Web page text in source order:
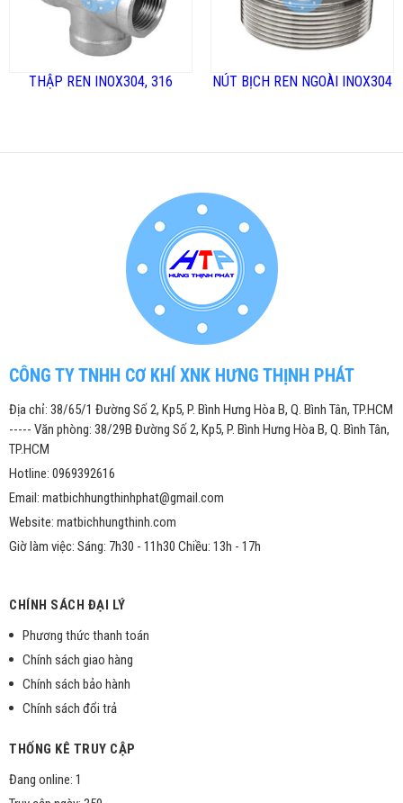
THẬP REN INOX304, 316 NÚT BỊCH REN NGOÀI INOX304
CÔNG TY TNHH CƠ KHÍ XNK HƯNG THỊNH PHÁT
Địa chỉ: 38/65/1 Đường Số 2, Kp5, P. Bình Hưng Hòa B, Q. Bình Tân, TP.HCM
----- Văn phòng: 38/29B Đường Số 2, Kp5, P. Bình Hưng Hòa B, Q. Bình Tân,
TP.HCM
Hotline: 0969392616
Email: matbichhungthinhphat@gmail.com
Website: matbichhungthinh.com
Giờ làm việc: Sáng: 7h30 - 11h30 Chiều: 13h - 17h
CHÍNH SÁCH ĐẠI LÝ
Phương thức thanh toán
Chính sách giao hàng
Chính sách bảo hành
Chính sách đổi trả
THỐNG KÊ TRUY CẬP
Đang online: 1